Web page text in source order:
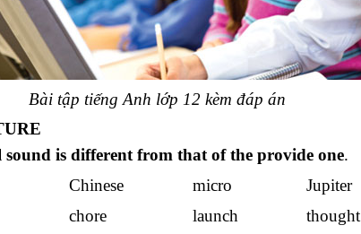
Bài tập tiếng Anh lớp 12 kèm đáp án
sound is different from that of the provide one.
Chinese micro
Jupiter
chore launch
thought